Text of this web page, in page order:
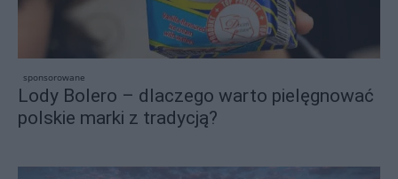
sponsorowane
Lody Bolero – dlaczego warto pielęgnować
polskie marki z tradycją?